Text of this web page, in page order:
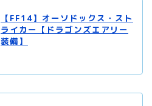
【FF14】オーソドックス・スト
ライカー【ドラゴンズエアリー
装備】